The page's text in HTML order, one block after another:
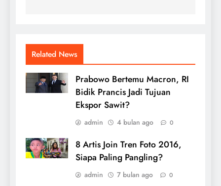
Related News
Prabowo Bertemu Macron, RI
Bidik Prancis Jadi Tujuan
Ekspor Sawit?
admin 4 bulan ago 0
8 Artis Join Tren Foto 2016,
Siapa Paling Pangling?
admin 7 bulan ago 0